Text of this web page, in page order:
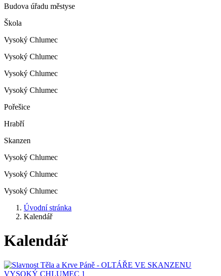
Budova úřadu městyse
Škola
Vysoký Chlumec
Vysoký Chlumec
Vysoký Chlumec
Vysoký Chlumec
Pořešice
Hrabří
Skanzen
Vysoký Chlumec
Vysoký Chlumec
Vysoký Chlumec
Úvodní stránka
Kalendář
Kalendář